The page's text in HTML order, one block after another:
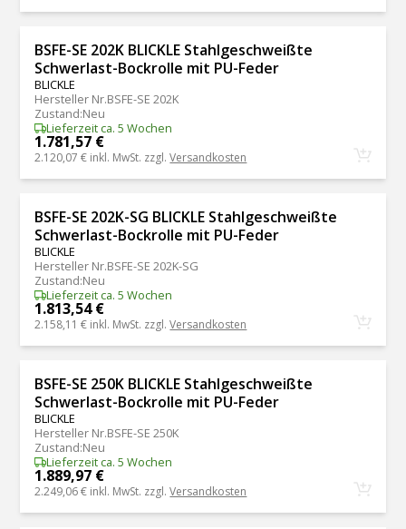
BSFE-SE 202K BLICKLE Stahlgeschweißte
Schwerlast-Bockrolle mit PU-Feder
BLICKLE
Hersteller Nr.BSFE-SE 202K
Zustand:Neu
Lieferzeit ca. 5 Wochen
1.781,57 €
2.120,07 € inkl. MwSt. zzgl.Versandkosten
BSFE-SE 202K-SG BLICKLE Stahlgeschweißte
Schwerlast-Bockrolle mit PU-Feder
BLICKLE
Hersteller Nr.BSFE-SE 202K-SG
Zustand:Neu
Lieferzeit ca. 5 Wochen
1.813,54 €
2.158,11 € inkl. MwSt. zzgl.Versandkosten
BSFE-SE 250K BLICKLE Stahlgeschweißte
Schwerlast-Bockrolle mit PU-Feder
BLICKLE
Hersteller Nr.BSFE-SE 250K
Zustand:Neu
Lieferzeit ca. 5 Wochen
1.889,97 €
2.249,06 € inkl. MwSt. zzgl.Versandkosten